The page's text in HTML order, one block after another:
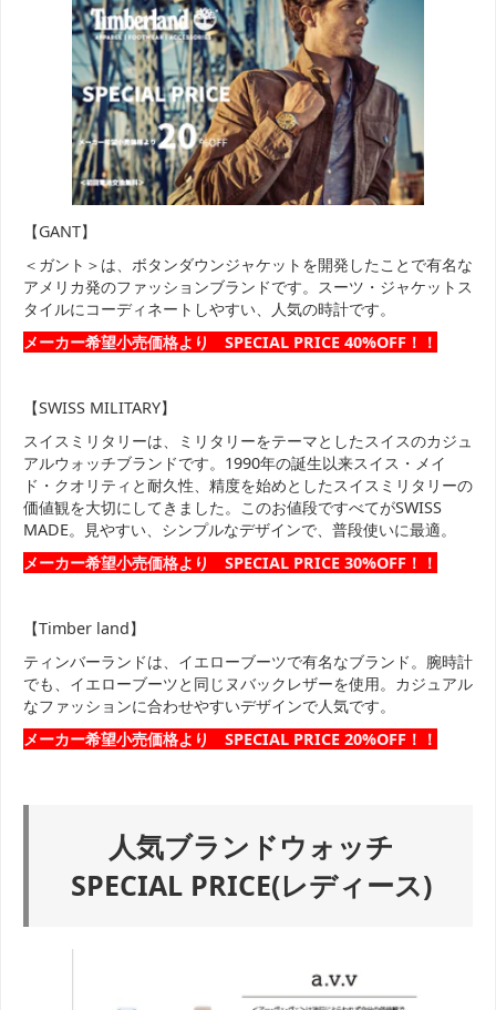
【GANT】
＜ガント＞は、ボタンダウンジャケットを開発したことで有名な
アメリカ発のファッションブランドです。スーツ・ジャケットス
タイルにコーディネートしやすい、人気の時計です。
メーカー希望小売価格より SPECIAL PRICE 40%OFF！！
【SWISS MILITARY】
スイスミリタリーは、ミリタリーをテーマとしたスイスのカジュ
アルウォッチブランドです。1990年の誕生以来スイス・メイ
ド・クオリティと耐久性、精度を始めとしたスイスミリタリーの
価値観を大切にしてきました。このお値段ですべてがSWISS
MADE。見やすい、シンプルなデザインで、普段使いに最適。
メーカー希望小売価格より SPECIAL PRICE 30%OFF！！
【Timber land】
ティンバーランドは、イエローブーツで有名なブランド。腕時計
でも、イエローブーツと同じヌバックレザーを使用。カジュアル
なファッションに合わせやすいデザインで人気です。
メーカー希望小売価格より SPECIAL PRICE 20%OFF！！
人気ブランドウォッチ
SPECIAL PRICE(レディース)